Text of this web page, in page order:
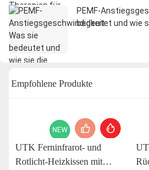
PEMF-
bedeutet und wie
Empfohlene Produkte
NEW
UTK Ferninfrarot- und
Rotlicht-Heizkissen mit